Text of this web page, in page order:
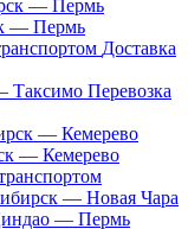
— Пермь
Доставка
Перевозка
— Кемерево
— Новая Чара